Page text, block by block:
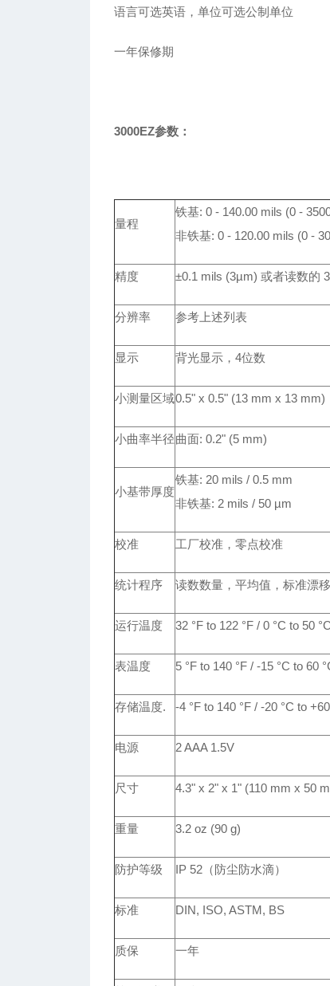
语言可选英语，单位可选公制单位
一年保修期
3000EZ参数：
量程
铁基: 0 - 140.00 mils (0 -
非铁基: 0 - 120.00 mils (0 -
精度 ±0.1 mils (3µm)或者读数的
分辨率 参考上述列表
显示 背光显示，4位数
小测量区域0.5" x 0.5" (13 mm x 13 mm)
小曲率半径曲面: 0.2" (5 mm)
小基带厚度
铁基: 20 mils / 0.5 mm
非铁基: 2 mils / 50 µm
校准 工厂校准，零点校准
统计程序 读数数量，平均值，标准漂
运行温度 32 °F to 122 °F / 0 °C to 50 °C
表温度 5 °F to 140 °F / -15 °C to 60
存储温度. -4 °F to 140 °F / -20 °C to
电源 2 AAA 1.5V
尺寸 4.3" x 2" x 1" (110 mm x 50
重量 3.2 oz (90 g)
防护等级 IP 52 （防尘防水滴）
标准 DIN, ISO, ASTM, BS
质保 一年